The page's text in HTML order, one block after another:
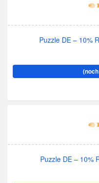
Puzzle DE – 10%
Puzzle DE – 10%